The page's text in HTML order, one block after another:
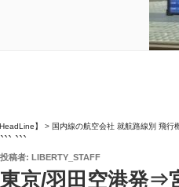
】 > 国内線の航空会社 就航路線別 飛行
``` ```
投
日:
投稿者: LIBERTY_STAFF
東京/羽田空港発⇒